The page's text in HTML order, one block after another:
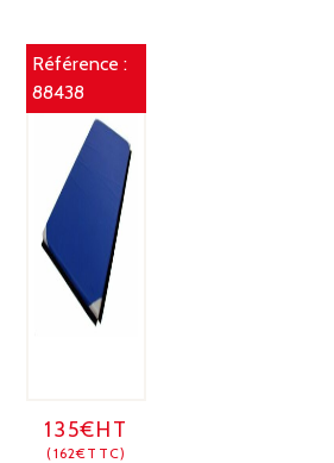
Référence :
88438
135€HT
(162€TTC)